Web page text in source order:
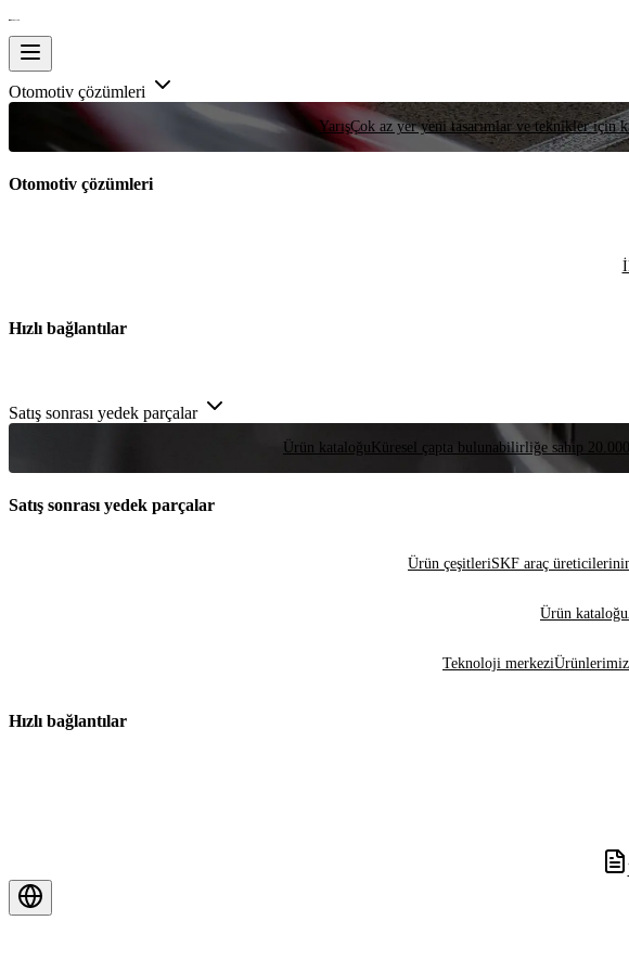
Otomotiv çözümleri
YarışÇok az yer yeni tasarımlar ve teknikler için
Otomotiv çözümleri
Hızlı bağlantılar
Satış sonrası yedek parçalar
Ürün kataloğu Küresel çapta bulunabilirliğe sahip
Satış sonrası yedek parçalar
Ürün çeşitleriSKF araç
Ürün kataloğu
Teknoloji merkeziÜrünlerimiz
Hızlı bağlantılar